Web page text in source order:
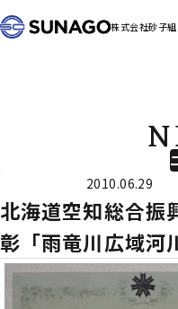
株式会社砂子組
2010.06.29
北海道空知総合
彰「雨竜川広域河